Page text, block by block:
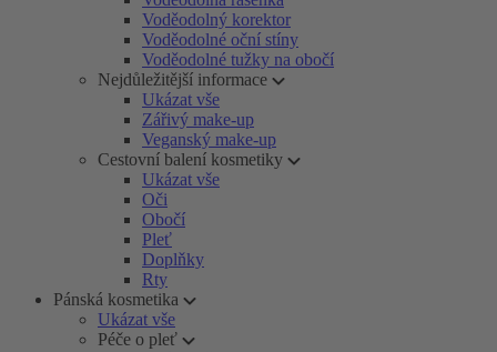
Voděodolný korektor
Voděodolné oční stíny
Voděodolné tužky na obočí
Nejdůležitější informace
Ukázat vše
Zářivý make-up
Veganský make-up
Cestovní balení kosmetiky
Ukázat vše
Oči
Obočí
Pleť
Doplňky
Rty
Pánská kosmetika
Ukázat vše
Péče o pleť